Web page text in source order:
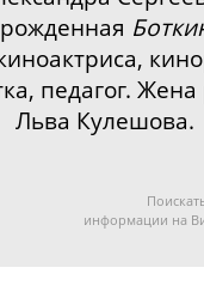
педагог.
Льва Кулешова.
информации на